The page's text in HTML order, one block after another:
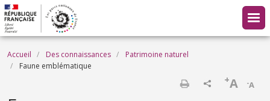
Aller au contenu principal
Fil d'Ariane
Accueil Des connaissances
Patrimoine naturel
Faune emblématique
-A
+A